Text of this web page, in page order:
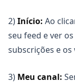
2)Início: Ao
seu feed e ver
subscrições e
3) Meu canal: